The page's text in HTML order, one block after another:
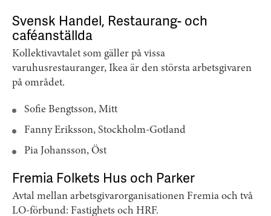
Svensk Handel, Restaurang- och
caféanställda
Kollektivavtalet som gäller på vissa
varuhusrestauranger, Ikea är den största arbetsgivaren
på området.
Sofie Bengtsson, Mitt
Fanny Eriksson, Stockholm-Gotland
Pia Johansson, Öst
Fremia Folkets Hus och Parker
Avtal mellan arbetsgivarorganisationen Fremia och två
LO-förbund: Fastighets och HRF.